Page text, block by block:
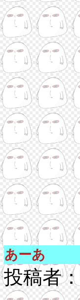
あーあ
投稿者：